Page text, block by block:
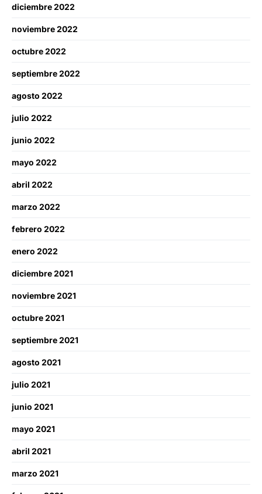
diciembre 2022
noviembre 2022
octubre 2022
septiembre 2022
agosto 2022
julio 2022
junio 2022
mayo 2022
abril 2022
marzo 2022
febrero 2022
enero 2022
diciembre 2021
noviembre 2021
octubre 2021
septiembre 2021
agosto 2021
julio 2021
junio 2021
mayo 2021
abril 2021
marzo 2021